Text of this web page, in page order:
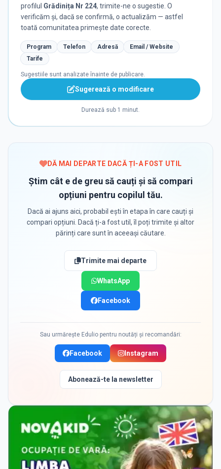
profilul Grădinița Nr 224, trimite-ne o sugestie. O
verificăm și, dacă se confirmă, o actualizăm — astfel
toată comunitatea primește date corecte.
Program Telefon Adresă
Email / Website
Tarife
Sugestiile sunt analizate înainte de publicare.
Sugerează o modificare
Durează sub 1 minut.
DĂ MAI DEPARTE DACĂ ȚI-A FOST UTIL
Știm cât e de greu să cauți și să compari
opțiuni pentru copilul tău.
Dacă ai ajuns aici, probabil ești în etapa în care cauți și
compari opțiuni. Dacă ți-a fost util, îl poți trimite și altor
părinți care sunt în aceeași căutare.
Trimite mai departe
WhatsApp
Facebook
Sau urmărește Edulio pentru noutăți și recomandări:
Facebook Instagram
Abonează-te la newsletter